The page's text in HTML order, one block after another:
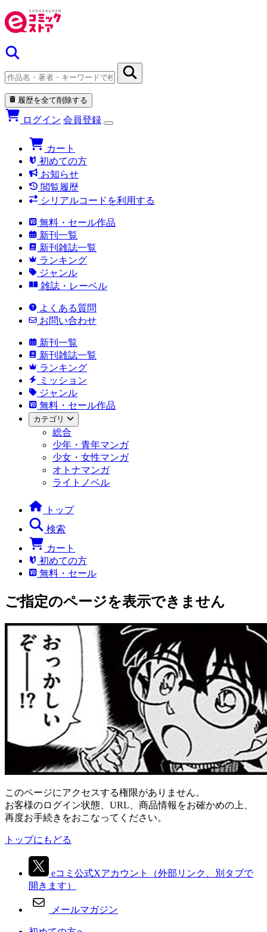
履歴を全て削除する
ログイン 会員登録
カート
初めての方
お知らせ
閲覧履歴
シリアルコードを利用する
無料・セール作品
新刊一覧
新刊雑誌一覧
ランキング
ジャンル
雑誌・レーベル
よくある質問
お問い合わせ
新刊一覧
新刊雑誌一覧
ランキング
ミッション
ジャンル
無料・セール作品
カテゴリ
総合
少年・青年マンガ
少女・女性マンガ
オトナマンガ
ライトノベル
トップ
検索
カート
初めての方
無料・セール
ご指定のページを表示できません
このページにアクセスする権限がありません。
お客様のログイン状態、URL、商品情報をお確かめの上、
再度お手続きをおこなってください。
トップにもどる
eコミ公式Xアカウント
（外部リンク、別タブで
開きます）
メールマガジン